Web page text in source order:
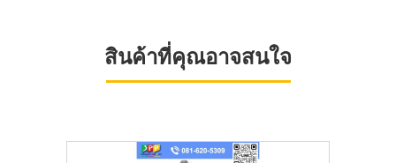
สินค้าที่คุณอาจสนใจ